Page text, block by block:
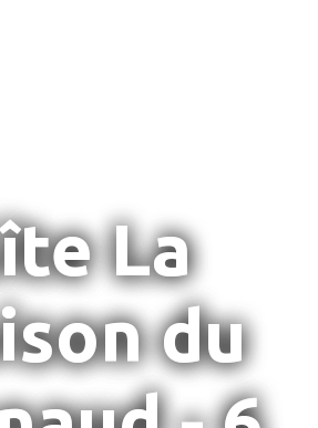
La
du